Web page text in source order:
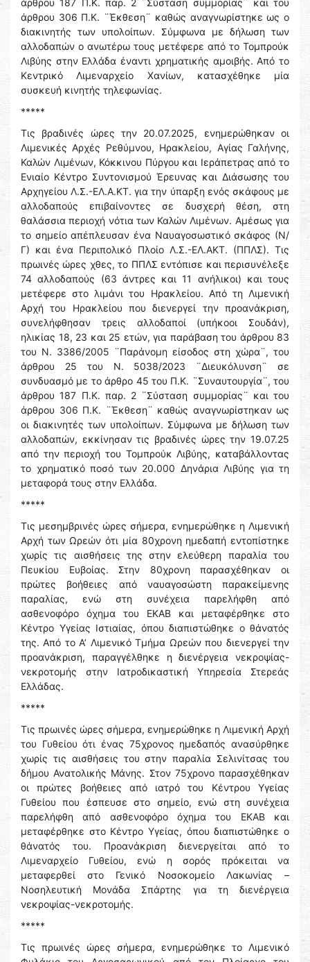
άρθρου 187 Π.Κ. παρ. 2 ¨Σύσταση συμμορίας¨ και του
άρθρου 306 Π.Κ. ¨Έκθεση¨ καθώς αναγνωρίστηκε ως ο
διακινητής των υπολοίπων. Σύμφωνα με δήλωση των
αλλοδαπών ο ανωτέρω τους μετέφερε από το Τομπρούκ
Λιβύης στην Ελλάδα έναντι χρηματικής αμοιβής. Από το
Κεντρικό Λιμεναρχείο Χανίων, κατασχέθηκε μία
συσκευή κινητής τηλεφωνίας.
*****
Τις βραδινές ώρες την 20.07.2025, ενημερώθηκαν οι
Λιμενικές Αρχές Ρεθύμνου, Ηρακλείου, Αγίας Γαλήνης,
Καλών Λιμένων, Κόκκινου Πύργου και Ιεράπετρας από το
Ενιαίο Κέντρο Συντονισμού Έρευνας και Διάσωσης του
Αρχηγείου Λ.Σ.-ΕΛ.Α.ΚΤ. για την ύπαρξη ενός σκάφους με
αλλοδαπούς επιβαίνοντες σε δυσχερή θέση, στη
θαλάσσια περιοχή νότια των Καλών Λιμένων. Αμέσως για
το σημείο απέπλευσαν ένα Ναυαγοσωστικό σκάφος (Ν/
Γ) και ένα Περιπολικό Πλοίο Λ.Σ.-ΕΛ.ΑΚΤ. (ΠΠΛΣ). Τις
πρωινές ώρες χθες, το ΠΠΛΣ εντόπισε και περισυνέλεξε
74 αλλοδαπούς (63 άντρες και 11 ανήλικοι) και τους
μετέφερε στο λιμάνι του Ηρακλείου. Από τη Λιμενική
Αρχή του Ηρακλείου που διενεργεί την προανάκριση,
συνελήφθησαν τρεις αλλοδαποί (υπήκοοι Σουδάν),
ηλικίας 18, 23 και 25 ετών, για παράβαση του άρθρου 83
του Ν. 3386/2005 ¨Παράνομη είσοδος στη χώρα¨, του
άρθρου 25 του Ν. 5038/2023 ¨Διευκόλυνση¨ σε
συνδυασμό με το άρθρο 45 του Π.Κ. ¨Συναυτουργία¨, του
άρθρου 187 Π.Κ. παρ. 2 ¨Σύσταση συμμορίας¨ και του
άρθρου 306 Π.Κ. ¨Έκθεση¨ καθώς αναγνωρίστηκαν ως
οι διακινητές των υπολοίπων. Σύμφωνα με δήλωση των
αλλοδαπών, εκκίνησαν τις βραδινές ώρες την 19.07.25
από την περιοχή του Τομπρούκ Λιβύης, καταβάλλοντας
το χρηματικό ποσό των 20.000 Δηνάρια Λιβύης για τη
μεταφορά τους στην Ελλάδα.
*****
Τις μεσημβρινές ώρες σήμερα, ενημερώθηκε η Λιμενική
Αρχή των Ωρεών ότι μία 80χρονη ημεδαπή εντοπίστηκε
χωρίς τις αισθήσεις της στην ελεύθερη παραλία του
Πευκίου Ευβοίας. Στην 80χρονη παρασχέθηκαν οι
πρώτες βοήθειες από ναυαγοσώστη παρακείμενης
παραλίας, ενώ στη συνέχεια παρελήφθη από
ασθενοφόρο όχημα του ΕΚΑΒ και μεταφέρθηκε στο
Κέντρο Υγείας Ιστιαίας, όπου διαπιστώθηκε ο θάνατός
της. Από το Α’ Λιμενικό Τμήμα Ωρεών που διενεργεί την
προανάκριση, παραγγέλθηκε η διενέργεια νεκροψίας-
νεκροτομής στην Ιατροδικαστική Υπηρεσία Στερεάς
Ελλάδας.
*****
Τις πρωινές ώρες σήμερα, ενημερώθηκε η Λιμενική Αρχή
του Γυθείου ότι ένας 75χρονος ημεδαπός ανασύρθηκε
χωρίς τις αισθήσεις του στην παραλία Σελινίτσας του
δήμου Ανατολικής Μάνης. Στον 75χρονο παρασχέθηκαν
οι πρώτες βοήθειες από ιατρό του Κέντρου Υγείας
Γυθείου που έσπευσε στο σημείο, ενώ στη συνέχεια
παρελήφθη από ασθενοφόρο όχημα του ΕΚΑΒ και
μεταφέρθηκε στο Κέντρο Υγείας, όπου διαπιστώθηκε ο
θάνατός του. Προανάκριση διενεργείται από το
Λιμεναρχείο Γυθείου, ενώ η σορός πρόκειται να
μεταφερθεί στο Γενικό Νοσοκομείο Λακωνίας –
Νοσηλευτική Μονάδα Σπάρτης για τη διενέργεια
νεκροψίας-νεκροτομής.
*****
Τις πρωινές ώρες σήμερα, ενημερώθηκε το Λιμενικό